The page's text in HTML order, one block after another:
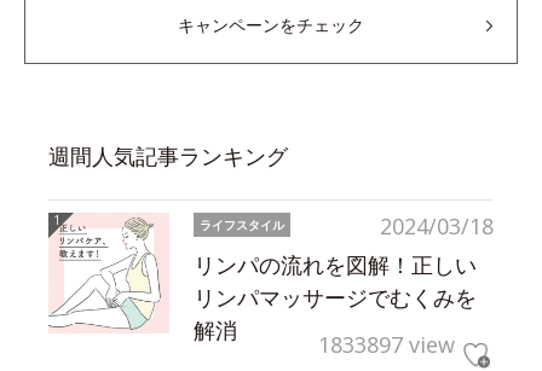
キャンペーンをチェック
週間人気記事ランキング
2024/03/18
ライフスタイル
リンパの流れを図解！正しい
リンパマッサージでむくみを
解消
1833897 view